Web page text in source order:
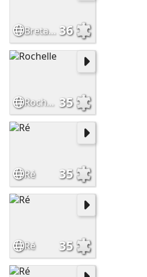
Bretagne 36
Rochelle 35
Ré 35
Ré 35